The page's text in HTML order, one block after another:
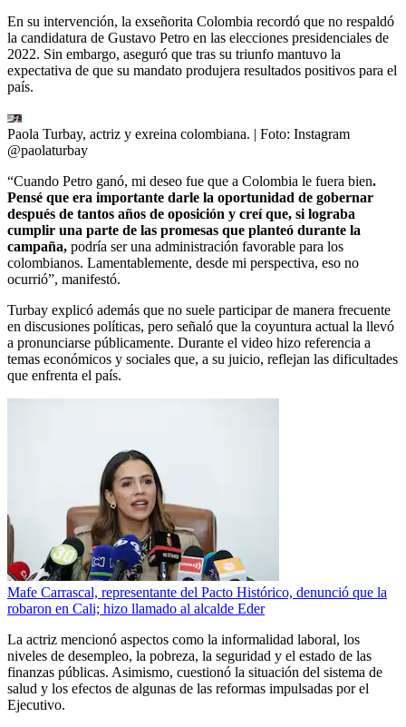
En su intervención, la exseñorita Colombia recordó que no respaldó
la candidatura de Gustavo Petro en las elecciones presidenciales de
2022. Sin embargo, aseguró que tras su triunfo mantuvo la
expectativa de que su mandato produjera resultados positivos para el
país.
Paola Turbay, actriz y exreina colombiana. | Foto: Instagram
@paolaturbay
“Cuando Petro ganó, mi deseo fue que a Colombia le fuera bien.
Pensé que era importante darle la oportunidad de gobernar
después de tantos años de oposición y creí que, si lograba
cumplir una parte de las promesas que planteó durante la
campaña, podría ser una administración favorable para los
colombianos. Lamentablemente, desde mi perspectiva, eso no
ocurrió”, manifestó.
Turbay explicó además que no suele participar de manera frecuente
en discusiones políticas, pero señaló que la coyuntura actual la llevó
a pronunciarse públicamente. Durante el video hizo referencia a
temas económicos y sociales que, a su juicio, reflejan las dificultades
que enfrenta el país.
Mafe Carrascal, representante del Pacto Histórico, denunció que la
robaron en Cali; hizo llamado al alcalde Eder
La actriz mencionó aspectos como la informalidad laboral, los
niveles de desempleo, la pobreza, la seguridad y el estado de las
finanzas públicas. Asimismo, cuestionó la situación del sistema de
salud y los efectos de algunas de las reformas impulsadas por el
Ejecutivo.